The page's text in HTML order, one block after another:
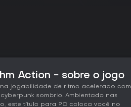
Action - sobre o jogo
jogabilidade de ritmo acelerado com
sombrio. Ambientado nas
este título para PC coloca você no